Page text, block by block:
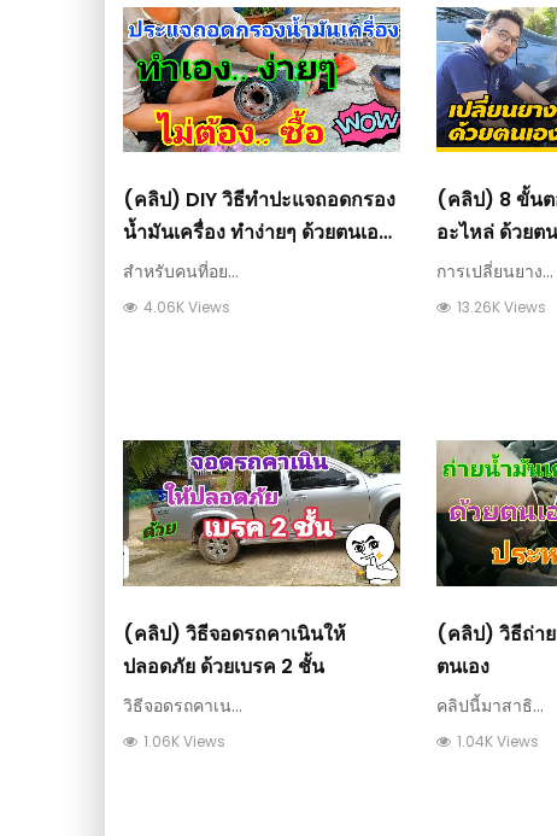
(คลิป) DIY วิธีทำปะแจถอดกรอง
น้ำมันเครื่อง​ ทำง่ายๆ​ ด้วยตนเอง
Oil Filter Removal Tool
สำหรับคนที่อย...
4.06K Views
(คลิป) 8 ขั้นต
อะไหล่ ด้วยต
ช่า
การเปลี่ยนยาง...
13.26K Views
(คลิป) วิธีจอดรถคาเนินให้
ปลอดภัย ด้วยเบรค 2 ชั้น
วิธีจอดรถคาเน...
1.06K Views
(คลิป) วิธีถ่า
ตนเอง
คลิปนี้มาสาธิ...
1.04K Views